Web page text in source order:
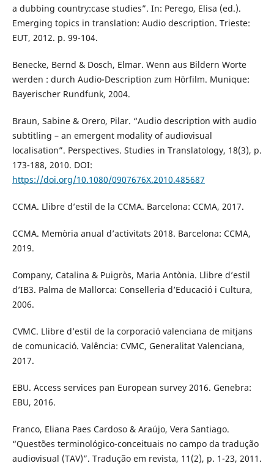
a dubbing country:case studies”. In: Perego, Elisa (ed.).
Emerging topics in translation: Audio description. Trieste:
EUT, 2012. p. 99-104.
Benecke, Bernd & Dosch, Elmar. Wenn aus Bildern Worte
werden : durch Audio-Description zum Hörfilm. Munique:
Bayerischer Rundfunk, 2004.
Braun, Sabine & Orero, Pilar. “Audio description with audio
subtitling – an emergent modality of audiovisual
localisation”. Perspectives. Studies in Translatology, 18(3), p.
173-188, 2010. DOI:
https://doi.org/10.1080/0907676X.2010.485687
CCMA. Llibre d’estil de la CCMA. Barcelona: CCMA, 2017.
CCMA. Memòria anual d’activitats 2018. Barcelona: CCMA,
2019.
Company, Catalina & Puigròs, Maria Antònia. Llibre d’estil
d’IB3. Palma de Mallorca: Conselleria d’Educació i Cultura,
2006.
CVMC. Llibre d’estil de la corporació valenciana de mitjans
de comunicació. Valência: CVMC, Generalitat Valenciana,
2017.
EBU. Access services pan European survey 2016. Genebra:
EBU, 2016.
Franco, Eliana Paes Cardoso & Araújo, Vera Santiago.
“Questões terminológico-conceituais no campo da tradução
audiovisual (TAV)”. Tradução em revista, 11(2), p. 1-23, 2011.